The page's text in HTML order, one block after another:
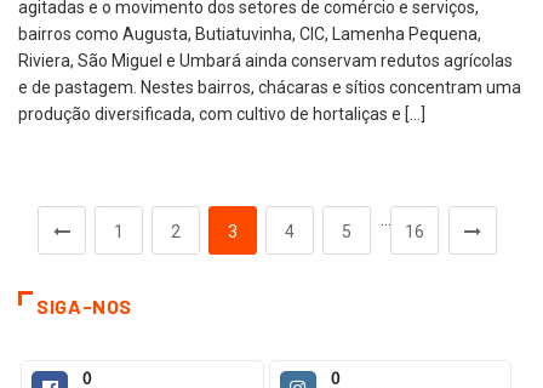
agitadas e o movimento dos setores de comércio e serviços,
bairros como Augusta, Butiatuvinha, CIC, Lamenha Pequena,
Riviera, São Miguel e Umbará ainda conservam redutos agrícolas
e de pastagem. Nestes bairros, chácaras e sítios concentram uma
produção diversificada, com cultivo de hortaliças e […]
1 2 3 4 5 16
SIGA-NOS
0 0